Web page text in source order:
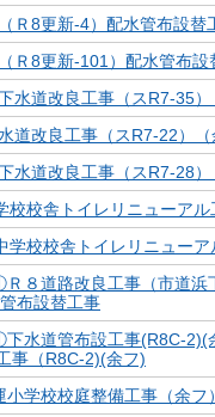
Ｒ8更新-4）配水管布設替
Ｒ8更新-101）配水管布設
水道改良工事（スR7-35）
道改良工事（スR7-22）（
水道改良工事（スR7-28）
校校舎トイレリニューアル
学校校舎トイレリニュー
８道路改良工事（市道浜
布設替工事
水道管布設工事(R8C-
事（R8C-2)(余フ)
小学校校庭整備工事（余フ）